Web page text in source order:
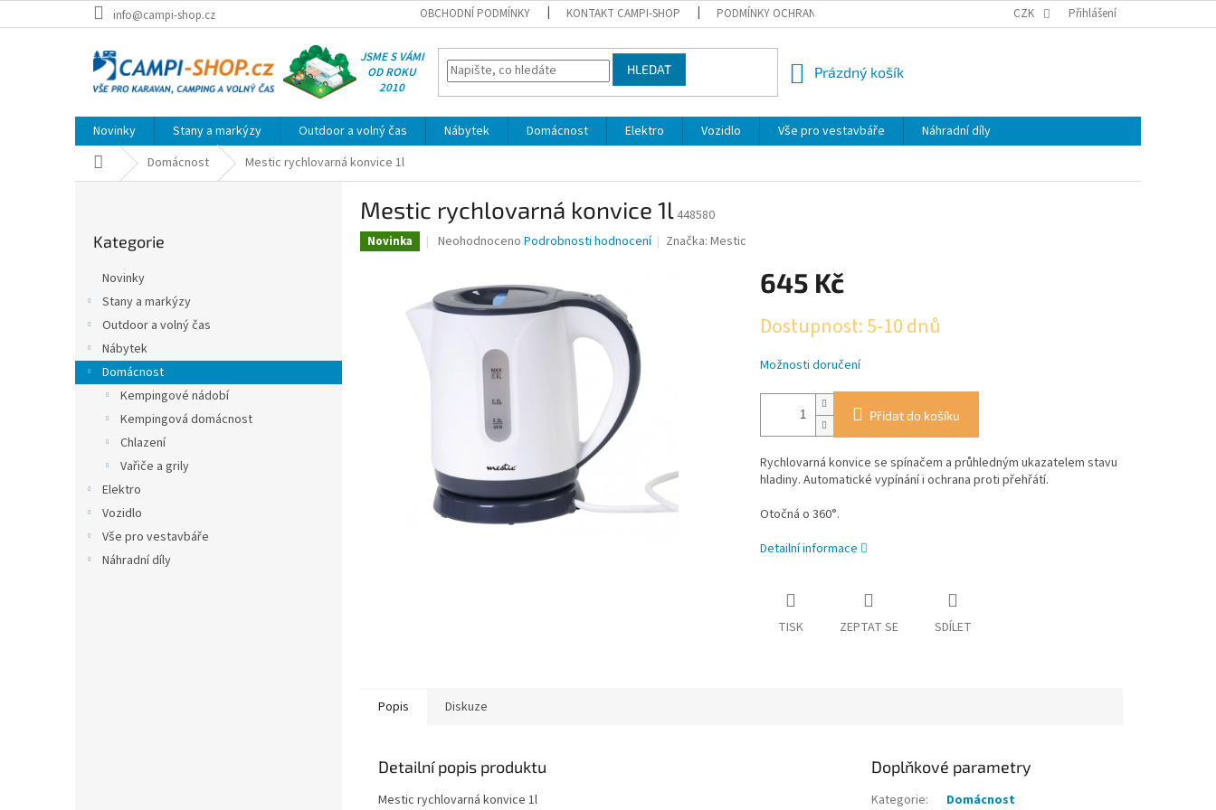
na
info@campi-shop.cz OBCHODNÍ PODMÍNKY KONTAKT CAMPI-SHOP PODMÍNKY OCHRANY OSOBNÍCH ÚDAJŮ REKLAMACE
CZK Přihlášení
JSME S VÁMI
OD ROKU
2010
HLEDAT
NÁKUPNÍ
Prázdný košík
Novinky Stany a markýzy Outdoor a volný čas Nábytek Domácnost Elektro Vozidlo Vše pro vestavbáře
Náhradní díly
Domů Domácnost Mestic rychlovarná konvice 1l
a
kategorie
Kategorie
Novinky
Stany a markýzy
Outdoor a volný čas
Nábytek
Domácnost
Kempingové nádobí
Kempingová domácnost
Chlazení
Vařiče a grily
Elektro
Vozidlo
Vše pro vestavbáře
Náhradní díly
Mestic rychlovarná konvice 1l 448580
Novinka
Průměrné
je
0,0
hvězdiček.
Neohodnoceno Podrobnosti hodnocení Značka:Mestic
645 Kč
cena:
Dostupnost: 5-10 dnů
Možnosti doručení
Přidat do košíku
Rychlovarná konvice se spínačem a průhledným ukazatelem stavu
hladiny. Automatické vypínání i ochrana proti přehřátí.
Otočná o 360°.
Detailní informace
TISK ZEPTAT SE SDÍLET
Popis Diskuze
Detailní popis produktu
Mestic rychlovarná konvice 1l
Doplňkové parametry
Kategorie:
Domácnost